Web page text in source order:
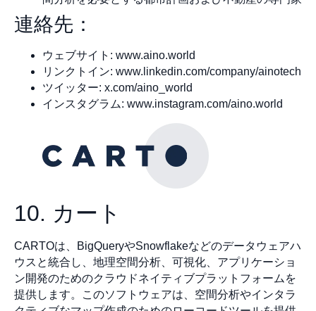
連絡先：
ウェブサイト: www.aino.world
リンクトイン: www.linkedin.com/company/ainotech
ツイッター: x.com/aino_world
インスタグラム: www.instagram.com/aino.world
10. カート
CARTOは、BigQueryやSnowflakeなどのデータウェアハ
ウスと統合し、地理空間分析、可視化、アプリケーショ
ン開発のためのクラウドネイティブプラットフォームを
提供します。このソフトウェアは、空間分析やインタラ